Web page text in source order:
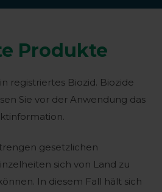
Produkte
registriertes Biozid. Biozide
Sie vor der Anwendung das
gesetzlichen
sich von Land zu
In diesem Fall hält sich